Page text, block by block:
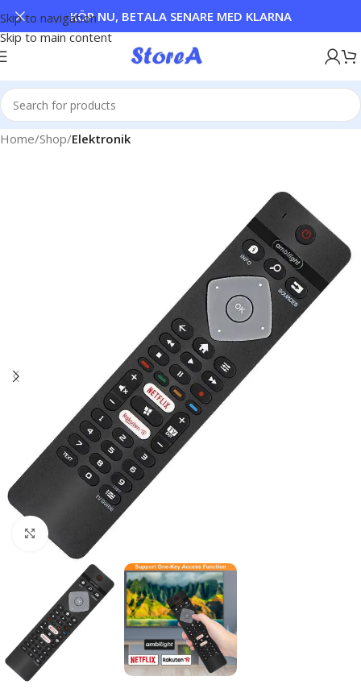
Skip to navigation
Skip to main content
KÖP NU, BETALA SENARE MED KLARNA
Home Shop Elektronik
Click to enlarge